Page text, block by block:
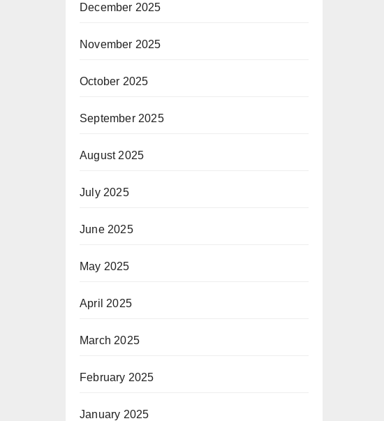
December 2025
November 2025
October 2025
September 2025
August 2025
July 2025
June 2025
May 2025
April 2025
March 2025
February 2025
January 2025